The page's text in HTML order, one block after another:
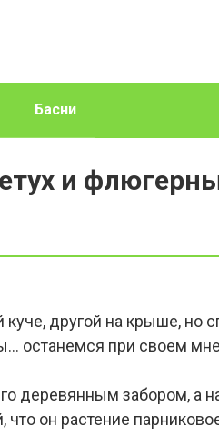
Басни
и
куче, другой на крыше, но
останемся при своем
деревянным забором, а
он растение